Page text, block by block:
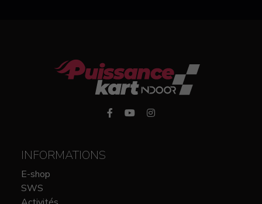
INFORMATIONS
E-shop
SWS